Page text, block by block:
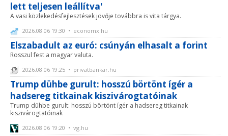
lett teljesen leállítva'
A vasi közlekedésfejlesztések jövője továbbra is vita tárgya.
2026.08.06 19:30 • economx.hu
Elszabadult az euró: csúnyán elhasalt a forint
Rosszul fest a magyar valuta.
2026.08.06 19:25 • privatbankar.hu
Trump dühbe gurult: hosszú börtönt ígér a
hadsereg titkainak kiszivárogtatóinak
Trump dühbe gurult: hosszú börtönt ígér a hadsereg titkainak
kiszivárogtatóinak
2026.08.06 19:20 • vg.hu